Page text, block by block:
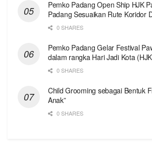
Pemko Padang Open Ship HJK
Padang Sesuaikan Rute Koridor
0 SHARES
Pemko Padang Gelar Festival
dalam rangka Hari Jadi Kota
0 SHARES
Child Grooming sebagai Bentuk
Anak”
0 SHARES